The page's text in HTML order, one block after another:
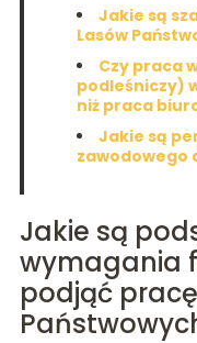
Jakie są
Lasów
Czy praca
podleśniczy)
niż praca
Jakie są
zawodowego
Jakie są
wymagania
podjąć